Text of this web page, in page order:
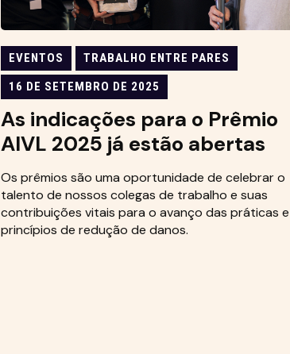
EVENTOS
TRABALHO ENTRE PARES
16 DE SETEMBRO DE 2025
As indicações para o Prêmio
AIVL 2025 já estão abertas
Os prêmios são uma oportunidade de celebrar o
talento de nossos colegas de trabalho e suas
contribuições vitais para o avanço das práticas e
princípios de redução de danos.